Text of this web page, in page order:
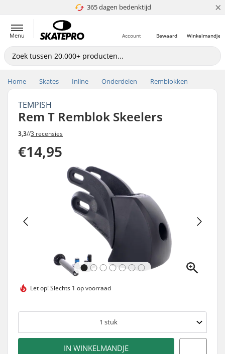
365 dagen bedenktijd
4.8 van 5 ×
Menu Winkelmandje
Bewaard
Account
Home Skates Inline Onderdelen Remblokken
TEMPISH
Rem T Remblok Skeelers
3,3//3 recensies
€14,95
Let op!Slechts 1 op voorraad
1 stuk
IN WINKELMANDJE